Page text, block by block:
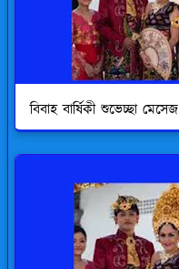
বিবাহ বার্ষিকী শুভেচ্ছা মেসেজ